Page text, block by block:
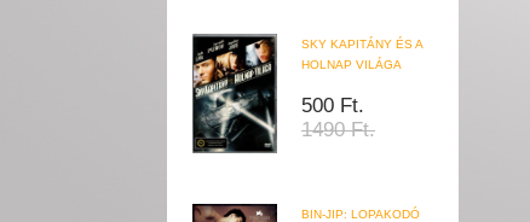
SKY KAPITÁNY ÉS A
HOLNAP VILÁGA
500 Ft.
1490 Ft.
BIN-JIP: LOPAKODÓ